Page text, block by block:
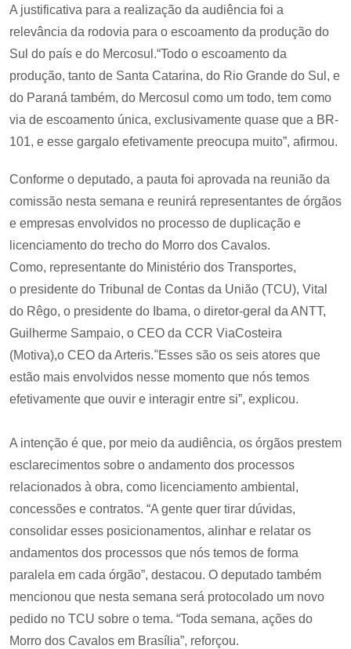
A justificativa para a realização da audiência foi a
relevância da rodovia para o escoamento da produção do
Sul do país e do Mercosul.“Todo o escoamento da
produção, tanto de Santa Catarina, do Rio Grande do Sul, e
do Paraná também, do Mercosul como um todo, tem como
via de escoamento única, exclusivamente quase que a BR-
101, e esse gargalo efetivamente preocupa muito”, afirmou.
Conforme o deputado, a pauta foi aprovada na reunião da
comissão nesta semana e reunirá representantes de órgãos
e empresas envolvidos no processo de duplicação e
licenciamento do trecho do Morro dos Cavalos.
Como, representante do Ministério dos Transportes,
o presidente do Tribunal de Contas da União (TCU), Vital
do Rêgo, o presidente do Ibama, o diretor-geral da ANTT,
Guilherme Sampaio, o CEO da CCR ViaCosteira
(Motiva),o CEO da Arteris.“Esses são os seis atores que
estão mais envolvidos nesse momento que nós temos
efetivamente que ouvir e interagir entre si”, explicou.
A intenção é que, por meio da audiência, os órgãos prestem
esclarecimentos sobre o andamento dos processos
relacionados à obra, como licenciamento ambiental,
concessões e contratos. “A gente quer tirar dúvidas,
consolidar esses posicionamentos, alinhar e relatar os
andamentos dos processos que nós temos de forma
paralela em cada órgão”, destacou. O deputado também
mencionou que nesta semana será protocolado um novo
pedido no TCU sobre o tema. “Toda semana, ações do
Morro dos Cavalos em Brasília”, reforçou.